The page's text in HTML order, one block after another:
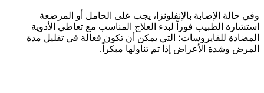
وفي حالة الإصابة بالإنفلونزا، يجب على الحامل أو المرضعة
استشارة الطبيب فوراً لبدء العلاج المناسب مع تعاطي الأدوية
المضادة للفايروسات؛ التي يمكن أن تكون فعالة في تقليل مدة
المرض وشدة الأعراض إذا تم تناولها مبكراً.